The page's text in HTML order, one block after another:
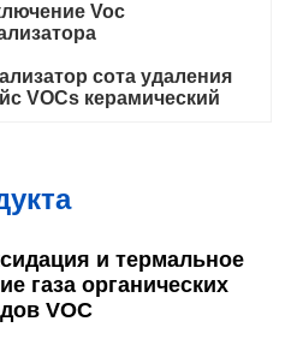
Voc
сота удаления
VOCs керамический
и термальное
газа органических
VOC